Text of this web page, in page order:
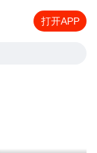
打开APP